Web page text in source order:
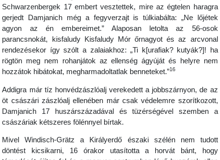
Schwarzenbergek 17 embert vesztettek, mire az égtelen haragra
gerjedt Damjanich még a fegyverzajt is túlkiabálta: „Ne lőjétek
agyon az én embereimet.” Alaposan letolta az 56-osok
parancsnokát, kisfaludy Kisfaludy Mór őrnagyot és az arcvonal
rendezésekor így szólt a zalaiakhoz: „Ti k[urafiak? kutyák?]! ha
rögtön meg nem rohanjátok az ellenség ágyúját és helyre nem
hozzátok hibátokat, megharmadoltatlak benneteket.”16
Addigra már tíz honvédzászlóalj verekedett a jobbszárnyon, de az
öt császári zászlóalj ellenében már csak védelemre szorítkozott,
Damjanich 17 huszárszázadával és tüzérségével szemben a
császáriak kétszeres fölénnyel bírtak.
Mivel Windisch-Grätz a Királyerdő északi szélén nem tudott
döntést kicsikarni, 16 órakor utasította a horvát bánt, hogy